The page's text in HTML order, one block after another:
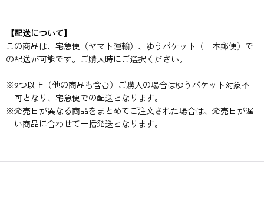
【配送について】
この商品は、宅急便（ヤマト運輸）、ゆうパケット（日本郵便）で
の配送が可能です。ご購入時にご選択ください。
※2つ以上（他の商品も含む）ご購入の場合はゆうパケット対象不
可となり、宅急便での配送となります。
※発売日が異なる商品をまとめてご注文された場合は、発売日が遅
い商品に合わせて一括発送となります。